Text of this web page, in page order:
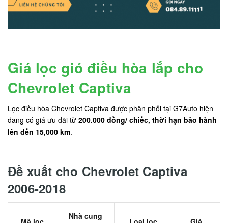
Giá lọc gió điều hòa lắp cho
Chevrolet Captiva
Lọc điều hòa Chevrolet Captiva được phân phối tại G7Auto hiện
đang có giá ưu đãi từ 200.000 đồng/ chiếc, thời hạn bảo hành
lên đến 15,000 km.
Đề xuất cho Chevrolet Captiva
2006-2018
Nhà cung